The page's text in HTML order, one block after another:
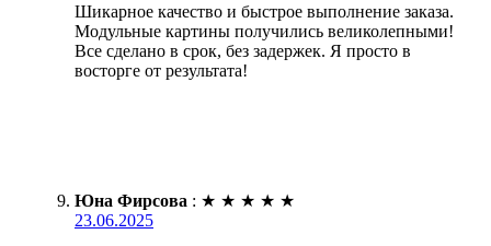
Шикарное качество и быстрое выполнение заказа.
Модульные картины получились великолепными!
Все сделано в срок, без задержек. Я просто в
восторге от результата!
Юна Фирсова : ★ ★ ★ ★ ★
23.06.2025